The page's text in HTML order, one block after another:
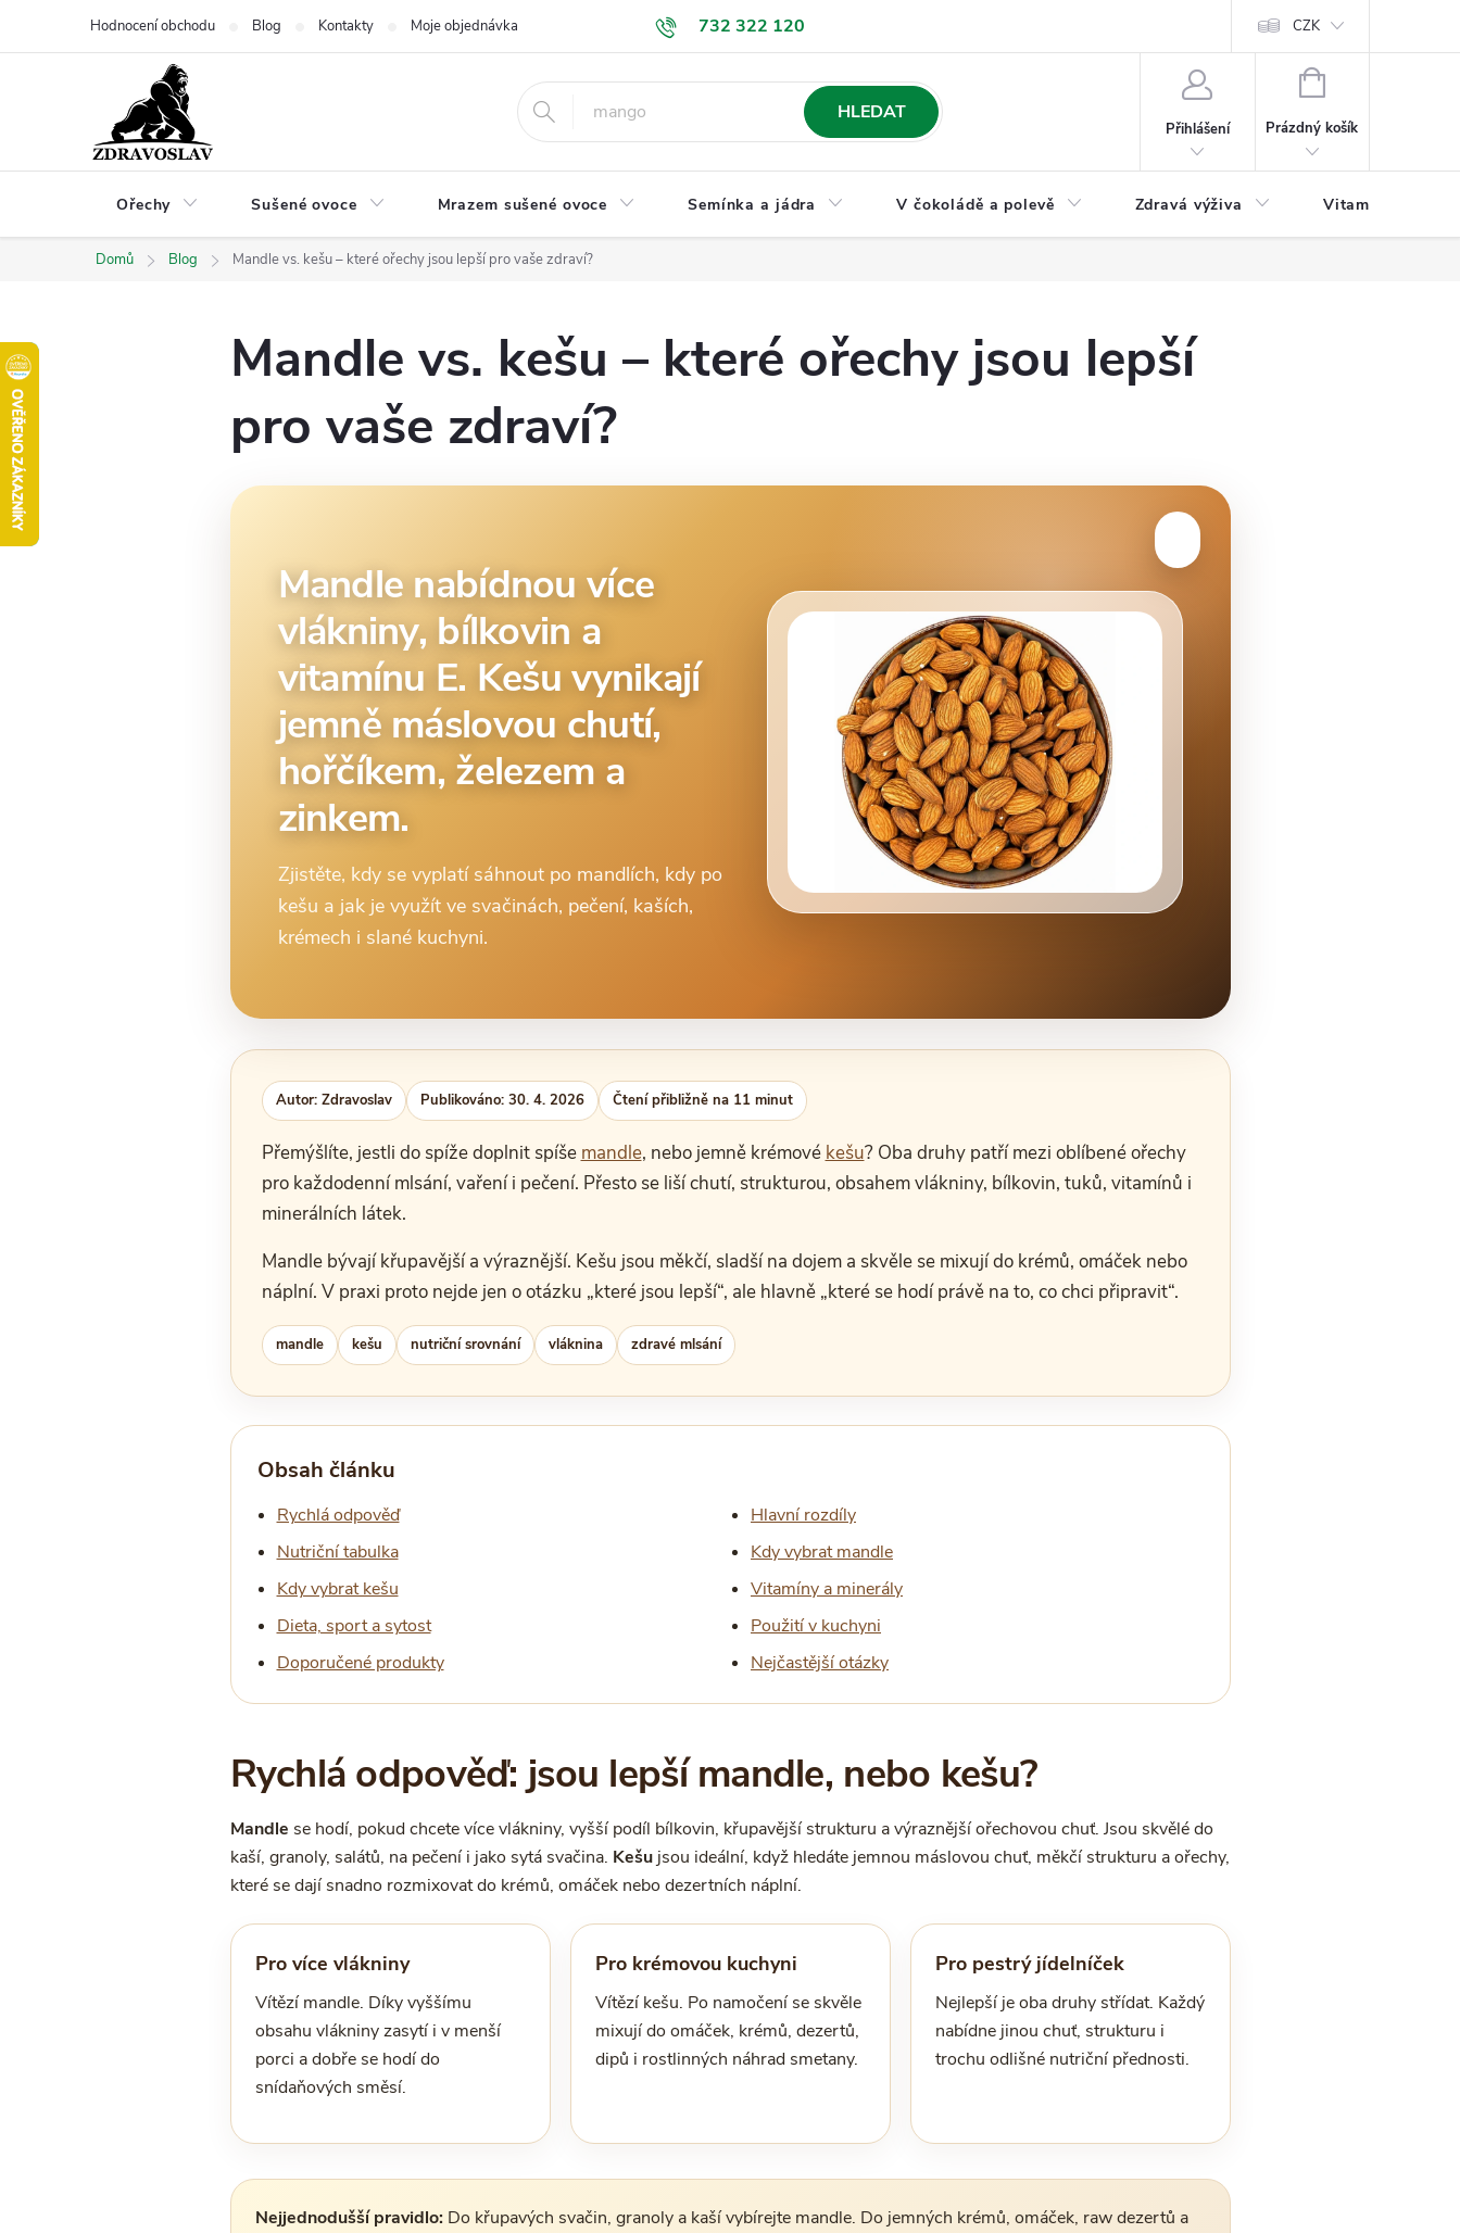
732 322 120
Hodnocení obchodu Blog Kontakty Moje objednávka GDPR a ochrana osobních údajů Jak nakupovat Formulář pro odstoupení od
CZK
HLEDAT
Přihlášení
NÁKUPNÍ
Prázdný košík
Ořechy Sušené ovoce Mrazem sušené ovoce Semínka a jádra V čokoládě a polevě Zdravá výživa Vitamíny a
Domů Blog Mandle vs. kešu – které ořechy jsou lepší pro vaše zdraví?
Mandle vs. kešu – které ořechy jsou lepší
pro vaše zdraví?
Mandle nabídnou více
vlákniny, bílkovin a
vitamínu E. Kešu vynikají
jemně máslovou chutí,
hořčíkem, železem a
zinkem.
Zjistěte, kdy se vyplatí sáhnout po mandlích, kdy po
kešu a jak je využít ve svačinách, pečení, kaších,
krémech i slané kuchyni.
Autor: Zdravoslav Publikováno: 30. 4. 2026 Čtení přibližně na 11 minut
Přemýšlíte, jestli do spíže doplnit spíše mandle, nebo jemně krémové kešu? Oba druhy patří mezi oblíbené ořechy
pro každodenní mlsání, vaření i pečení. Přesto se liší chutí, strukturou, obsahem vlákniny, bílkovin, tuků, vitamínů i
minerálních látek.
Mandle bývají křupavější a výraznější. Kešu jsou měkčí, sladší na dojem a skvěle se mixují do krémů, omáček nebo
náplní. V praxi proto nejde jen o otázku „které jsou lepší“, ale hlavně „které se hodí právě na to, co chci připravit“.
mandle kešu nutriční srovnání vláknina zdravé mlsání
Obsah článku
Rychlá odpověď
Hlavní rozdíly
Nutriční tabulka
Kdy vybrat mandle
Kdy vybrat kešu
Vitamíny a minerály
Dieta, sport a sytost
Použití v kuchyni
Doporučené produkty
Nejčastější otázky
Rychlá odpověď: jsou lepší mandle, nebo kešu?
Mandle se hodí, pokud chcete více vlákniny, vyšší podíl bílkovin, křupavější strukturu a výraznější ořechovou chuť. Jsou skvělé do
kaší, granoly, salátů, na pečení i jako sytá svačina. Kešujsou ideální, když hledáte jemnou máslovou chuť, měkčí strukturu a ořechy,
které se dají snadno rozmixovat do krémů, omáček nebo dezertních náplní.
Pro více vlákniny
Vítězí mandle. Díky vyššímu
obsahu vlákniny zasytí i v menší
porci a dobře se hodí do
snídaňových směsí.
Pro krémovou kuchyni
Vítězí kešu. Po namočení se skvěle
mixují do omáček, krémů, dezertů,
dipů i rostlinných náhrad smetany.
Pro pestrý jídelníček
Nejlepší je oba druhy střídat. Každý
nabídne jinou chuť, strukturu i
trochu odlišné nutriční přednosti.
Nejjednodušší pravidlo: Do křupavých svačin, granoly a kaší vybírejte mandle. Do jemných krémů, omáček, raw dezertů a